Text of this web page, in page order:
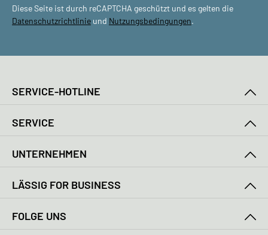
Diese Seite ist durch reCAPTCHA geschützt und es gelten die
Datenschutzrichtlinie und Nutzungsbedingungen.
SERVICE-HOTLINE
SERVICE
UNTERNEHMEN
LÄSSIG FOR BUSINESS
FOLGE UNS